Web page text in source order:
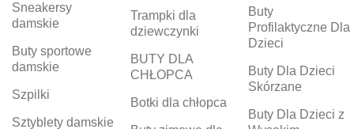
Sneakersy
damskie
Buty sportowe
damskie
Szpilki
Sztyblety damskie
Trampki dla
dziewczynki
BUTY DLA
CHŁOPCA
Botki dla chłopca
Buty
Profilaktyczne Dla
Dzieci
Buty Dla Dzieci
Skórzane
Buty Dla Dzieci z